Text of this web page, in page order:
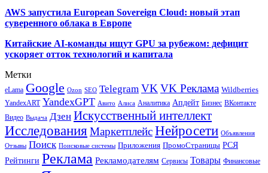
AWS запустила European Sovereign Cloud: новый этап
суверенного облака в Европе
Китайские AI-команды ищут GPU за рубежом: дефицит
ускоряет отток технологий и капитала
Метки
eLama Google Ozon SEO Telegram VKVK Реклама Wildberries
YandexART YandexGPT Авито Алиса Аналитика Апдейт Бизнес ВКонтакте
Видео Выдача Дзен Искусственный интеллект
Исследования МаркетплейсНейросети Объявления
Отзывы Поиск Поисковые системы Приложения ПромоСтраницы РСЯ
Рейтинги Реклама Рекламодателям Сервисы Товары Финансовые